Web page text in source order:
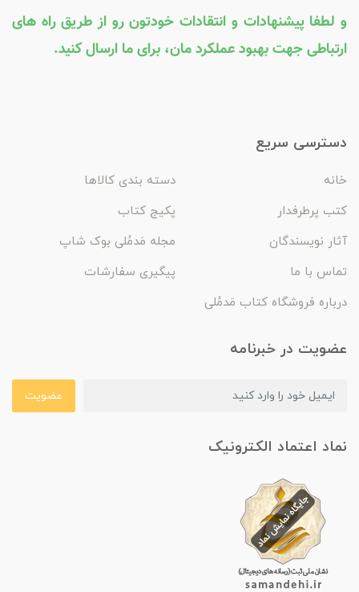
و لطفا پیشنهادات و انتقادات خودتون رو از طریق راه های
ارتباطی جهت بهبود عملکرد مان، برای ما ارسال کنید.
دسترسی سریع
خانه
دسته بندی کالاها
کتب پرطرفدار
پکیج کتاب
آثار نویسندگان
مجله مَدمُلی بوک شاپ
تماس با ما
پیگیری سفارشات
درباره فروشگاه کتاب مَدمُلی
عضویت در خبرنامه
عضویت
نماد اعتماد الکترونیک